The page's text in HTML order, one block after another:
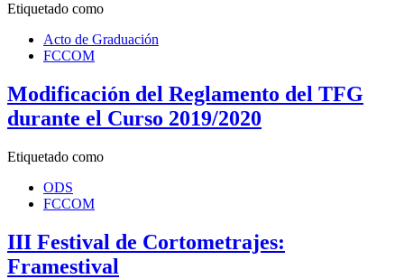
Etiquetado como
Acto de Graduación
FCCOM
Modificación del Reglamento del TFG
durante el Curso 2019/2020
Etiquetado como
ODS
FCCOM
III Festival de Cortometrajes:
Framestival